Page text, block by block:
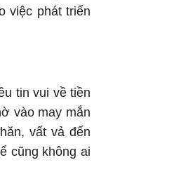
việc phát triển
tin vui về tiền
vào may mắn
vất vả đến
cũng không ai